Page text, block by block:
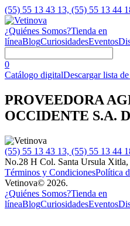
(55) 55 13 43 13, (55) 55 13 44
¿Quiénes Somos?Tienda en
líneaBlogCuriosidadesEventos
0
Catálogo digitalDescargar lista
PROVEEDORA
OCCIDENTE S.A.
(55) 55 13 43 13, (55) 55 13 44
No.28 H Col. Santa Ursula
Términos y CondicionesPolítica
Vetinova© 2026.
¿Quiénes Somos?Tienda en
líneaBlogCuriosidadesEventos